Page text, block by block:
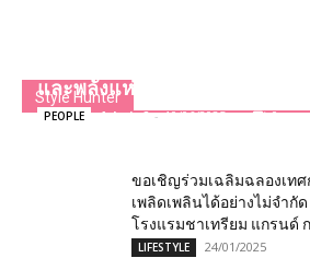
Style Hunter
และพลังแห่งสตรี เพื่ออนาคตที่สด
PEOPLE Admin2 - 10/06/2025 0
ขอเชิญร่วมเฉลิมฉลองเทศ
เพลิดเพลินได้อย่างไม่จำกั
โรงแรมชาเทรียม แกรนด์
LIFESTYLE 24/01/2025